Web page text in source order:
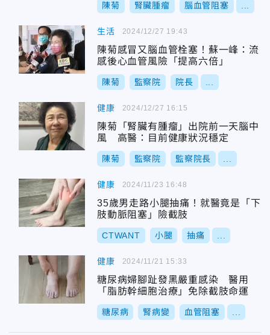
陳菊 腎臟腫瘤 腦血管阻塞
生活
陳菊感冒又腦血管栓塞！蘇一峰：流
感後心血管風險「提高六倍」
陳菊 監察院 院長
2024/12/27 19:43
健康
陳菊「腎臟有腫瘤」出院前一天腦中
風 高醫：目前健康狀況穩定
陳菊 監察院 監察院長
2024/12/27 16:15
健康
35歲男走路小腿抽痛！就醫竟是「下
肢動脈阻塞」險截肢
CTWANT 小腿 抽痛
2024/11/23 16:48
健康
糖尿病婦腳趾發黑嚴重感染 醫用
「脂肪幹細胞治療」免除截肢命運
糖尿病 腎病變 血管阻塞
2024/11/21 15:33